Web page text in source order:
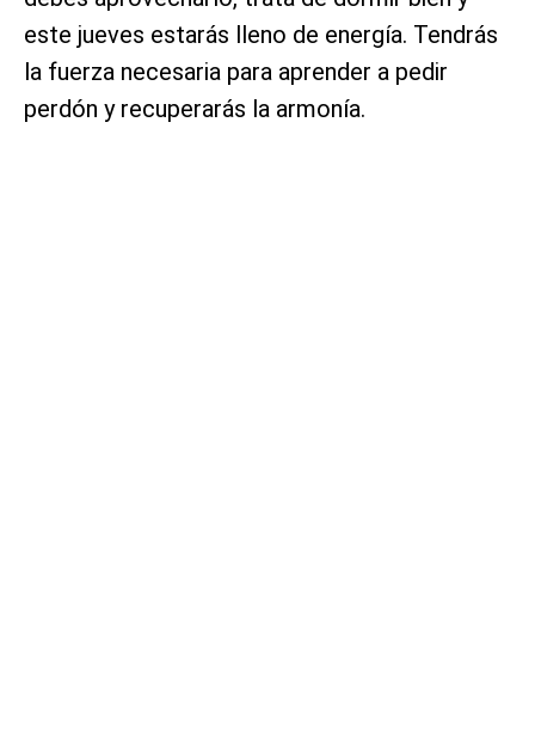
este jueves estarás lleno de energía. Tendrás
la fuerza necesaria para aprender a pedir
perdón y recuperarás la armonía.